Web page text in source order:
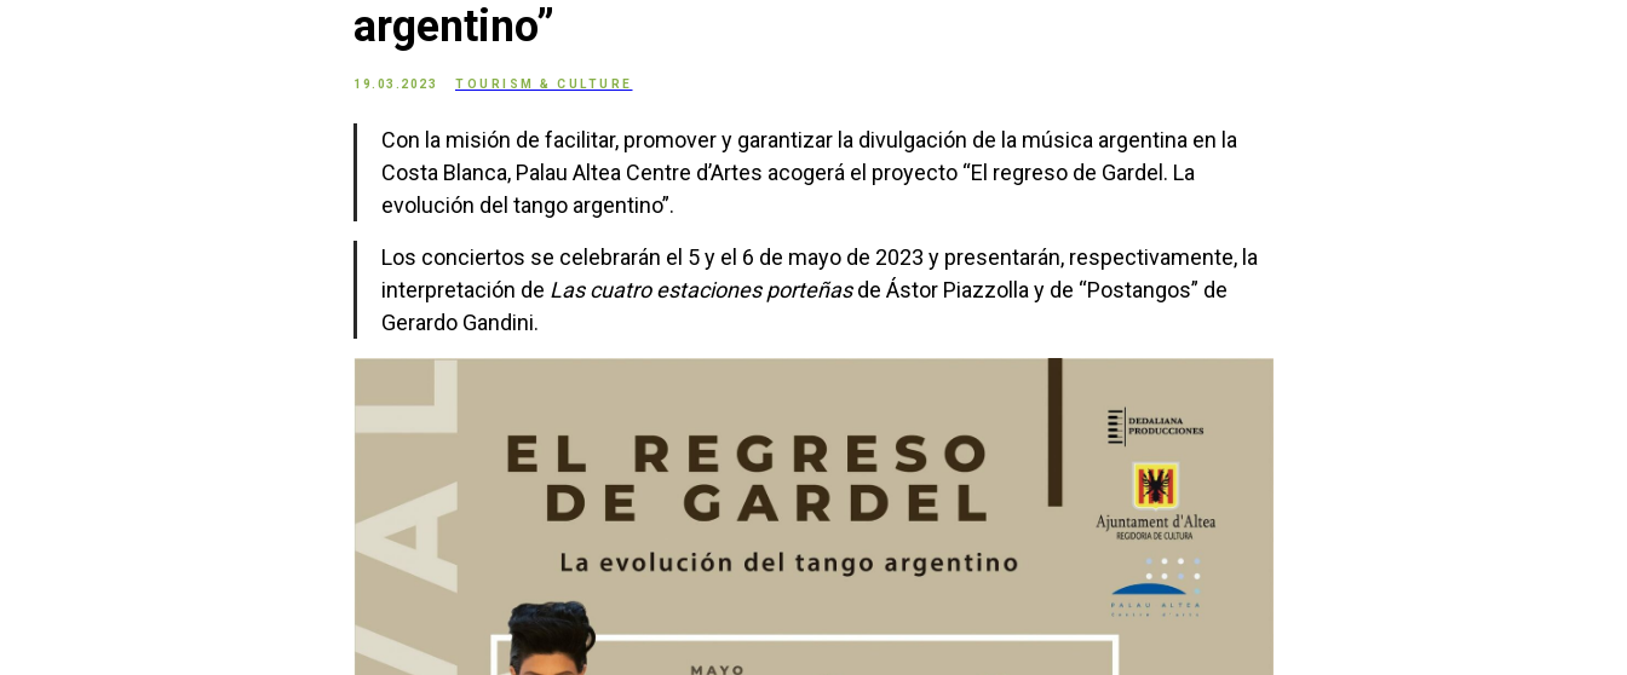
argentino”
19.03.2023 TOURISM & CULTURE
Con la misión de facilitar, promover y garantizar la divulgación de la música argentina en la
Costa Blanca, Palau Altea Centre d’Artes acogerá el proyecto “El regreso de Gardel. La
evolución del tango argentino”.
Los conciertos se celebrarán el 5 y el 6 de mayo de 2023 y presentarán, respectivamente, la
interpretación de Las cuatro estaciones porteñasde Ástor Piazzolla y de “Postangos” de
Gerardo Gandini.